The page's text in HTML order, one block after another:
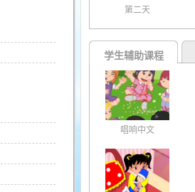
第二天
学生辅助课程
唱响中文